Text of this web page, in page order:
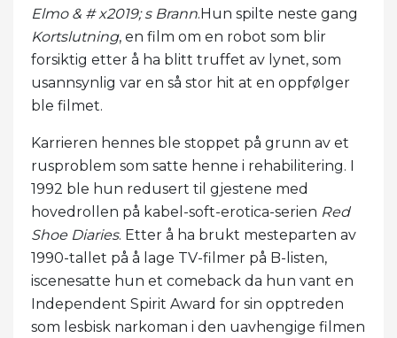
Elmo & # x2019; s Brann.Hun spilte neste gang
Kortslutning, en film om en robot som blir
forsiktig etter å ha blitt truffet av lynet, som
usannsynlig var en så stor hit at en oppfølger
ble filmet.
Karrieren hennes ble stoppet på grunn av et
rusproblem som satte henne i rehabilitering. I
1992 ble hun redusert til gjestene med
hovedrollen på kabel-soft-erotica-serien Red
Shoe Diaries. Etter å ha brukt mesteparten av
1990-tallet på å lage TV-filmer på B-listen,
iscenesatte hun et comeback da hun vant en
Independent Spirit Award for sin opptreden
som lesbisk narkoman i den uavhengige filmen